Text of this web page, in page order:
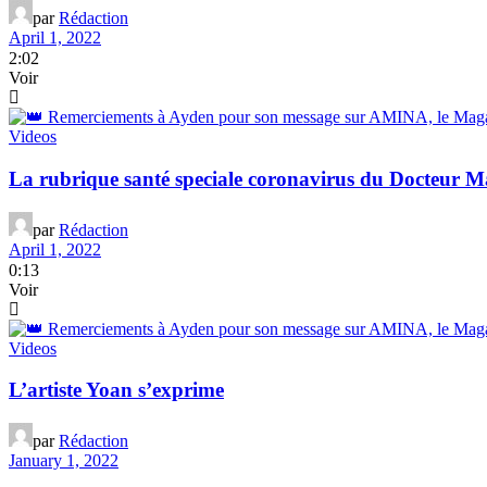
parRédaction
April 1, 2022
2:02
Voir
Videos
La rubrique santé speciale coronavirus du Docteur
parRédaction
April 1, 2022
0:13
Voir
Videos
L’artiste Yoan s’exprime
parRédaction
January 1, 2022